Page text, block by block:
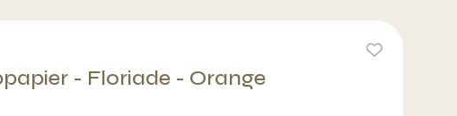
- Floriade - Orange